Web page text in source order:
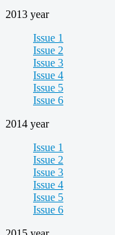
2013 year
Issue 1
Issue 2
Issue 3
Issue 4
Issue 5
Issue 6
2014 year
Issue 1
Issue 2
Issue 3
Issue 4
Issue 5
Issue 6